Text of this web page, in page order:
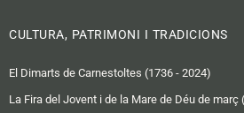
CULTURA, PATRIMONI I TRADICIONS
El Dimarts de Carnestoltes (1736 - 2024)
La Fira del Jovent i de la Mare de Déu de març